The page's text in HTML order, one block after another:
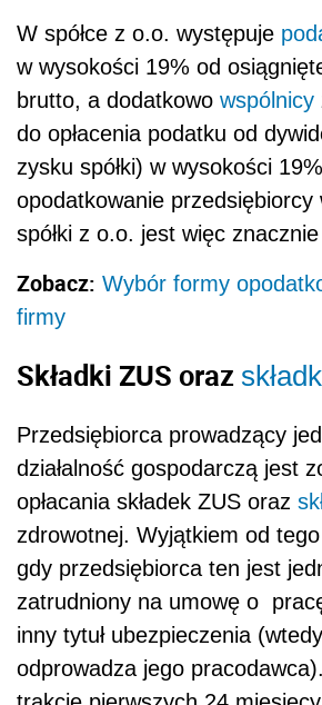
W spółce z o.o. występuje
w wysokości 19% od
brutto, a dodatkowo wspólnicy
do opłacenia podatku od
zysku spółki) w wysokości
opodatkowanie przedsiębiorcy
spółki z o.o. jest więc
Zobacz: Wybór formy
firmy
Składki ZUS oraz
Przedsiębiorca prowadzący
działalność gospodarczą jest
opłacania składek ZUS oraz
zdrowotnej. Wyjątkiem od
gdy przedsiębiorca ten jest
zatrudniony na umowę o
inny tytuł ubezpieczenia
odprowadza jego